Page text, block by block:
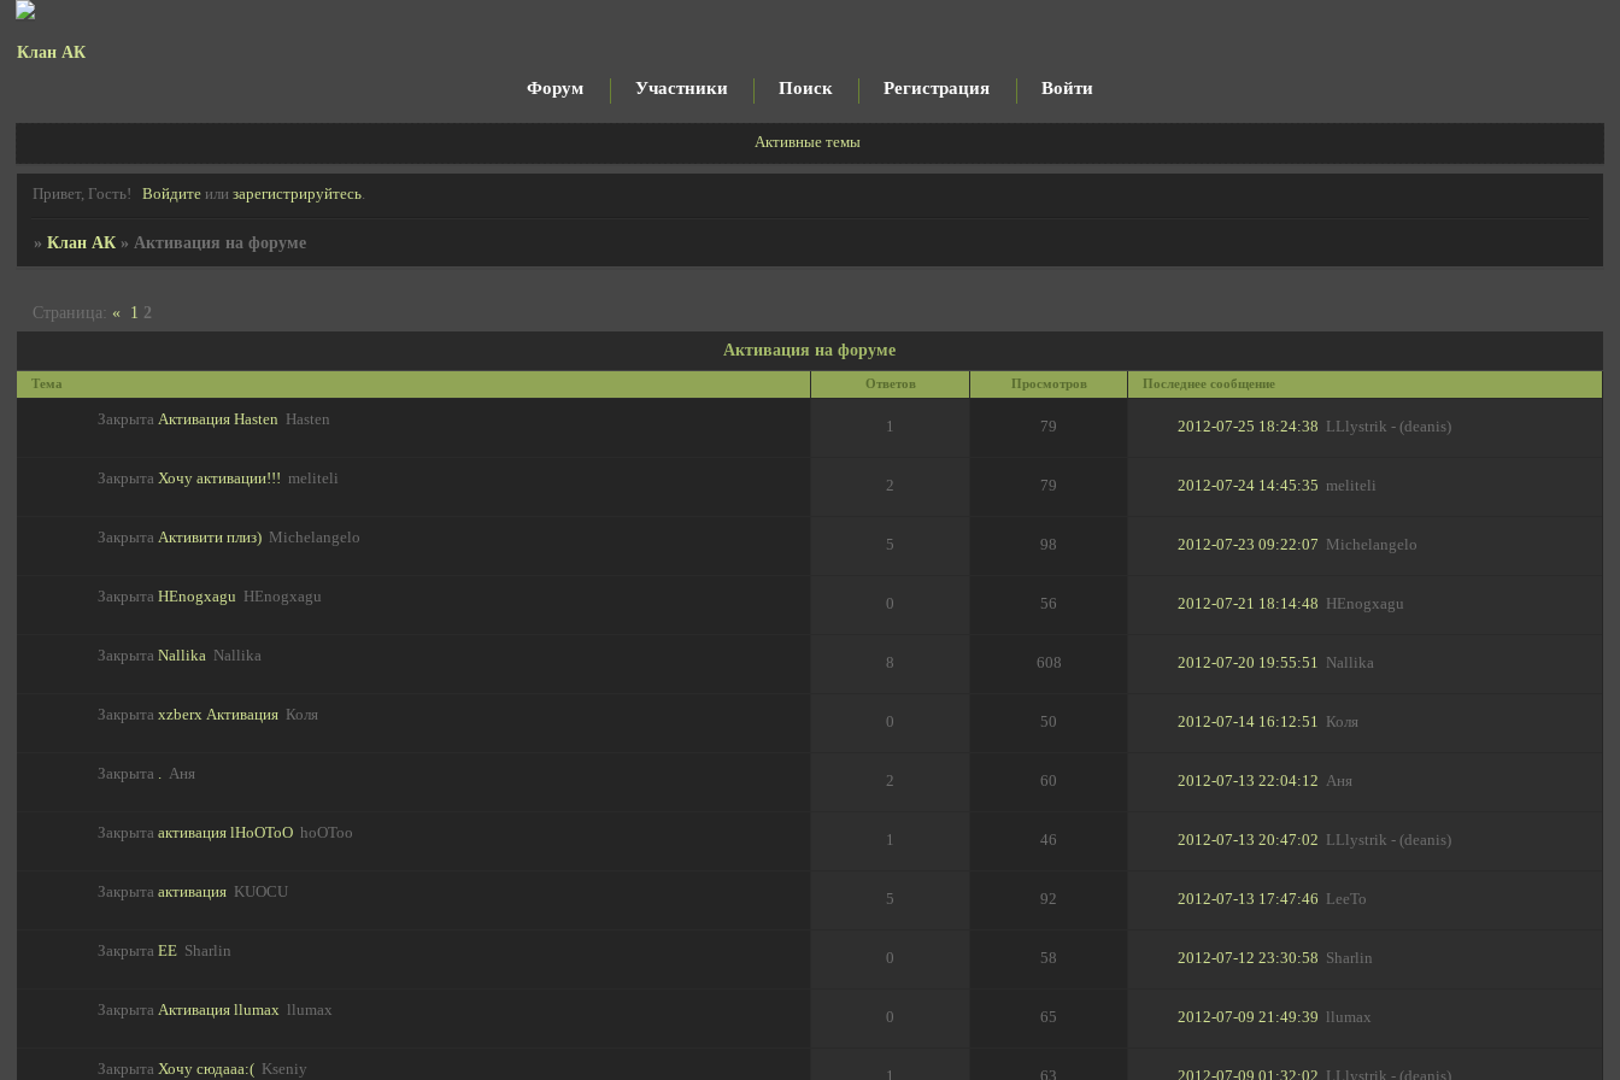
Клан АК
Форум Участники Поиск Регистрация Войти
Активные темы
Привет, Гость! Войдите илизарегистрируйтесь.
»Клан АК » Активация на форуме
Активация на форуме
Страница: « 1 2
Тема Ответов Просмотров Последнее сообщение
ЗакрытаАктивация Hasten Hasten 1 79 2012-07-25 18:24:38 LLlystrik - (deanis)
ЗакрытаХочу активации!!! meliteli 2 79 2012-07-24 14:45:35 meliteli
ЗакрытаАктивити плиз) Michelangelo 5 98 2012-07-23 09:22:07 Michelangelo
ЗакрытаHEnogxagu HEnogxagu 0 56 2012-07-21 18:14:48 HEnogxagu
ЗакрытаNallika Nallika 8 608 2012-07-20 19:55:51 Nallika
Закрытаxzberx Активация Коля 0 50 2012-07-14 16:12:51 Коля
Закрыта . Аня 2 60 2012-07-13 22:04:12 Аня
Закрытаактивация lHoOToO hoOToo 1 46 2012-07-13 20:47:02 LLlystrik - (deanis)
Закрытаактивация KUOCU 5 92 2012-07-13 17:47:46 LeeTo
ЗакрытаЕЕ Sharlin 0 58 2012-07-12 23:30:58 Sharlin
ЗакрытаАктивация llumax llumax 0 65 2012-07-09 21:49:39 llumax
ЗакрытаХочу сюдааа:( Kseniy